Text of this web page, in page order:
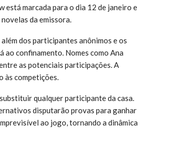
está marcada para o dia 12 de janeiro e
da emissora.
dos participantes anônimos e os
ao confinamento. Nomes como Ana
as potenciais participações. A
às competições.
qualquer participante da casa.
disputarão provas para ganhar
ao jogo, tornando a dinâmica